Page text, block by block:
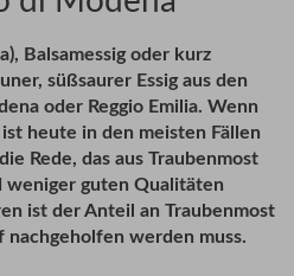
Balsamessig oder kurz
süßsaurer Essig aus den
oder Reggio Emilia. Wenn
heute in den meisten Fällen
Rede, das aus Traubenmost
weniger guten Qualitäten
ist der Anteil an Traubenmost
nachgeholfen werden muss.